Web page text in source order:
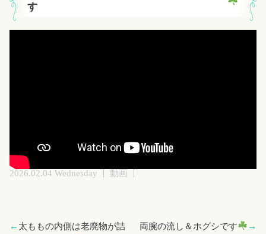
す
2026.02.04 Wednesday 動画
← 太ももの内側は老廃物が詰
両腕の流し＆ホグシです →